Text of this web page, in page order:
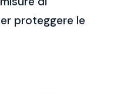
proteggere le